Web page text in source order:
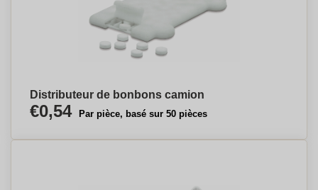
Distributeur de bonbons camion
€0,54 Par pièce, basé sur 50 pièces